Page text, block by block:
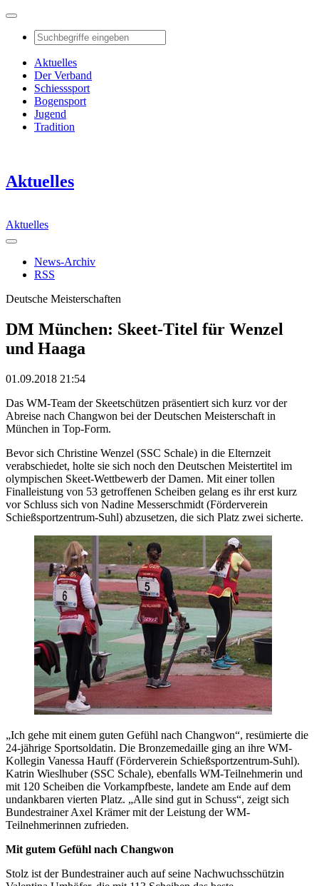
Aktuelles
Der Verband
Schiesssport
Bogensport
Jugend
Tradition
Aktuelles
Aktuelles
News-Archiv
RSS
Deutsche Meisterschaften
DM München: Skeet-Titel für Wenzel
und Haaga
01.09.2018 21:54
Das WM-Team der Skeetschützen präsentiert sich kurz vor der
Abreise nach Changwon bei der Deutschen Meisterschaft in
München in Top-Form.
Bevor sich Christine Wenzel (SSC Schale) in die Elternzeit
verabschiedet, holte sie sich noch den Deutschen Meistertitel im
olympischen Skeet-Wettbewerb der Damen. Mit einer tollen
Finalleistung von 53 getroffenen Scheiben gelang es ihr erst kurz
vor Schluss sich von Nadine Messerschmidt (Förderverein
Schießsportzentrum-Suhl) abzusetzen, die sich Platz zwei sicherte.
„Ich gehe mit einem guten Gefühl nach Changwon“, resümierte die
24-jährige Sportsoldatin. Die Bronzemedaille ging an ihre WM-
Kollegin Vanessa Hauff (Förderverein Schießsportzentrum-Suhl).
Katrin Wieslhuber (SSC Schale), ebenfalls WM-Teilnehmerin und
mit 120 Scheiben die Vorkampfbeste, landete am Ende auf dem
undankbaren vierten Platz. „Alle sind gut in Schuss“, zeigt sich
Bundestrainer Axel Krämer mit der Leistung der WM-
Teilnehmerinnen zufrieden.
Mit gutem Gefühl nach Changwon
Stolz ist der Bundestrainer auch auf seine Nachwuchsschützin